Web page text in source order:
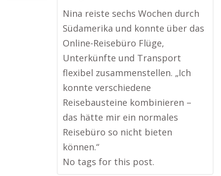
Nina reiste sechs Wochen durch
Südamerika und konnte über das
Online-Reisebüro Flüge,
Unterkünfte und Transport
flexibel zusammenstellen. „Ich
konnte verschiedene
Reisebausteine kombinieren –
das hätte mir ein normales
Reisebüro so nicht bieten
können.“
No tags for this post.